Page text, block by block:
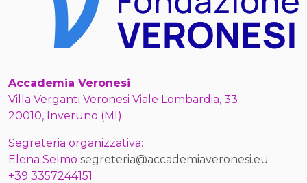
Accademia Veronesi
Villa Verganti Veronesi Viale Lombardia, 33
20010, Inveruno (MI)
Segreteria organizzativa:
Elena Selmo segreteria@accademiaveronesi.eu
+39 3357244151